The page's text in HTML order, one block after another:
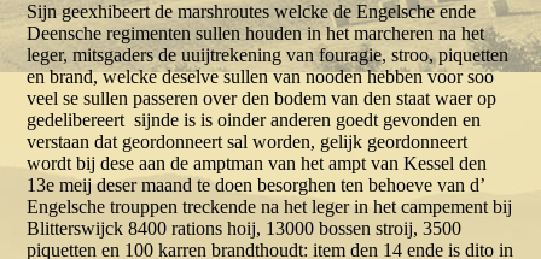
Sijn geexhibeert de marshroutes welcke de Engelsche ende
Deensche regimenten sullen houden in het marcheren na het
leger, mitsgaders de uuijtrekening van fouragie, stroo, piquetten
en brand, welcke deselve sullen van nooden hebben voor soo
veel se sullen passeren over den bodem van den staat waer op
gedelibereert sijnde is is oinder anderen goedt gevonden en
verstaan dat geordonneert sal worden, gelijk geordonneert
wordt bij dese aan de amptman van het ampt van Kessel den
13e meij deser maand te doen besorghen ten behoeve van d’
Engelsche trouppen treckende na het leger in het campement bij
Blitterswijck 8400 rations hoij, 13000 bossen stroij, 3500
piquetten en 100 karren brandthoudt: item den 14 ende is dito in